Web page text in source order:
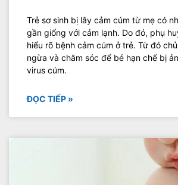
Trẻ sơ sinh bị lây cảm cúm từ mẹ có
gần giống với cảm lạnh. Do đó, phụ
hiểu rõ bệnh cảm cúm ở trẻ. Từ đó
ngừa và chăm sóc để bé hạn chế bị
virus cúm.
ĐỌC TIẾP »